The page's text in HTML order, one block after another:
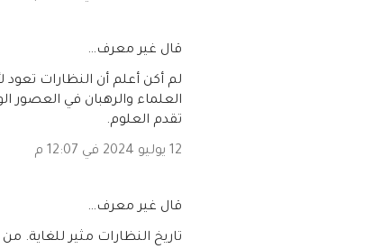
‏قال غير معرف…
لم أكن أعلم أن النظارات
العلماء والرهبان في العصور
تقدم العلوم.
12 يوليو 2024 في 12:07 م
‏قال غير معرف…
تاريخ النظارات مثير